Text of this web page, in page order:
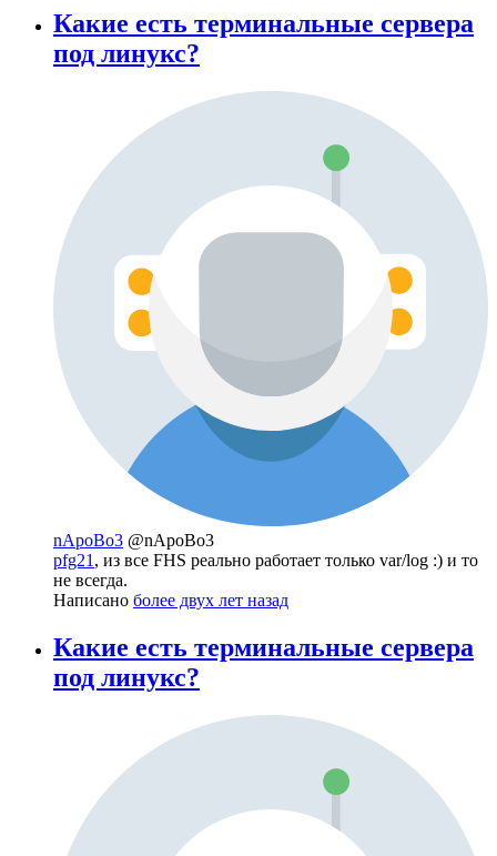
Какие есть терминальные сервера
под линукс?
nApoBo3 @nApoBo3
pfg21 , из все FHS реально работает только var/log :) и то
не всегда.
Написано более двух лет назад
Какие есть терминальные сервера
под линукс?